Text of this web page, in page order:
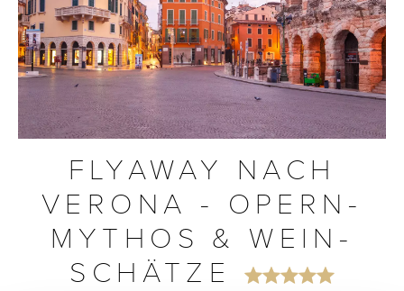
FLYAWAY NACH
VERONA - OPERN-
MYTHOS & WEIN-
SCHÄTZE